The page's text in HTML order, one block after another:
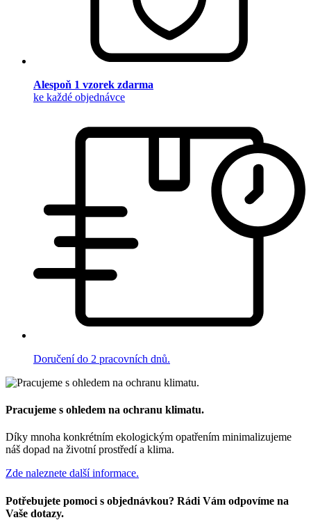
Alespoň 1 vzorek zdarma
ke každé objednávce
Doručení do 2 pracovních dnů.
Pracujeme s ohledem na ochranu klimatu.
Díky mnoha konkrétním ekologickým opatřením minimalizujeme
náš dopad na životní prostředí a klima.
Zde naleznete další informace.
Potřebujete pomoci s objednávkou? Rádi Vám odpovíme na
Vaše dotazy.